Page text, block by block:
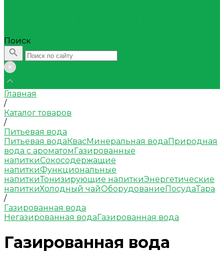
Поиск
Главная
/
Каталог товаров
/
Питьевая вода
Питьевая водаКвасМинеральная водаПриродная
вода с ароматомГазированные
напиткиСокосодержащие
напиткиФункциональные
напиткиТонизирующие напиткиЭнергетические
напиткиХолодный чайОборудованиеПосудаТара
/
Газированная вода
Негазированная водаГазированная вода
Газированная вода